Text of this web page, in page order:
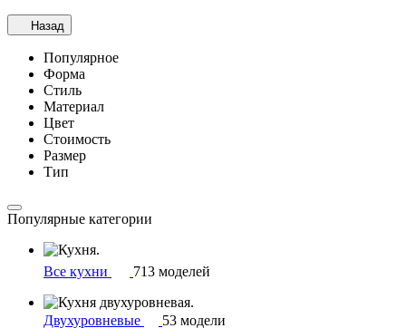
Назад
Популярное
Форма
Стиль
Материал
Цвет
Стоимость
Размер
Тип
Популярные категории
Все кухни 713 моделей
Двухуровневые 53 модели